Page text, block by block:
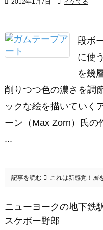
 2012年1月7日  イケてる
段ボ
に使
を幾
削りつつ色の濃さを調
ックな絵を描いていく
ーン（Max Zorn）氏の
...
記事を読む これは新感覚！層
ニューヨークの地下鉄
スケボー野郎